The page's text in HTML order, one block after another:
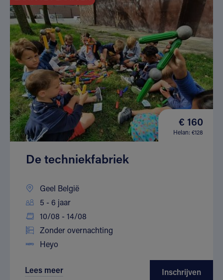
€ 160
Helan: €128
De techniekfabriek
Geel België
5 - 6 jaar
10/08 - 14/08
Zonder overnachting
Heyo
Lees meer Inschrijven